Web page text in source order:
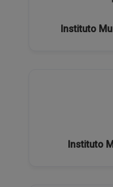
Instituto
Instituto